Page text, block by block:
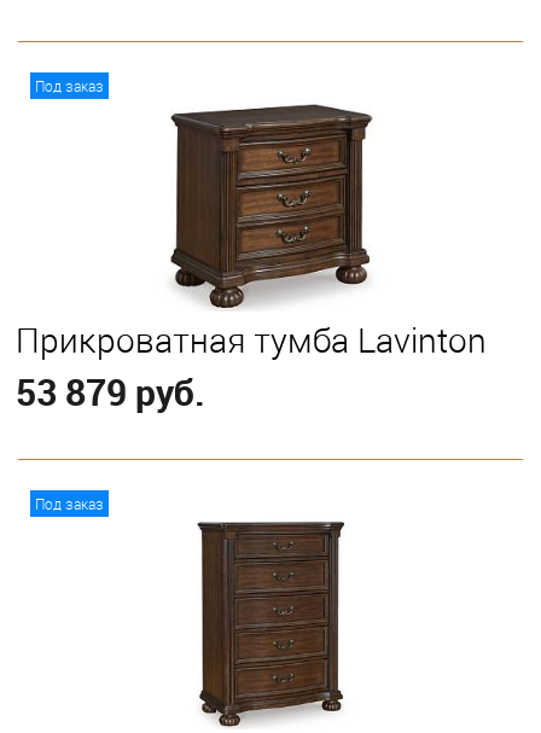
Queen
Под заказ
Прикроватная тумба Lavinton
53 879 руб.
Под заказ